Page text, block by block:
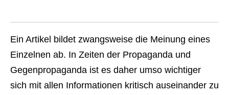
Ein Artikel bildet zwangsweise die Meinung eines
Einzelnen ab. In Zeiten der Propaganda und
Gegenpropaganda ist es daher umso wichtiger
sich mit allen Informationen kritisch auseinander zu